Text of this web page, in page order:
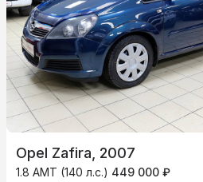
Opel Zafira, 2007
1.8 AMT (140 л.с.) 449 000 ₽